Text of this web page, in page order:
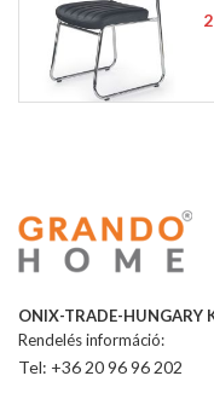
ONIX-TRADE-HUNGARY
Rendelés információ:
Tel: +36 20 96 96 202